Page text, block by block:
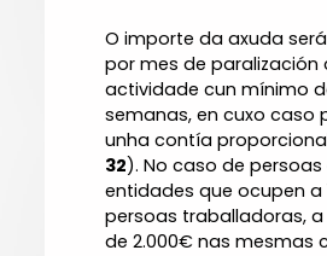
O importe da axuda
por mes de paralización
actividade cun mínimo
semanas, en cuxo caso
unha contía
32). No caso de persoas
entidades que ocupen a
persoas traballadoras,
de 2.000€ nas mesmas